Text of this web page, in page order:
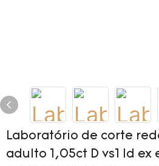
Laboratório de corte
adulto 1,05ct D vs1 Id ex